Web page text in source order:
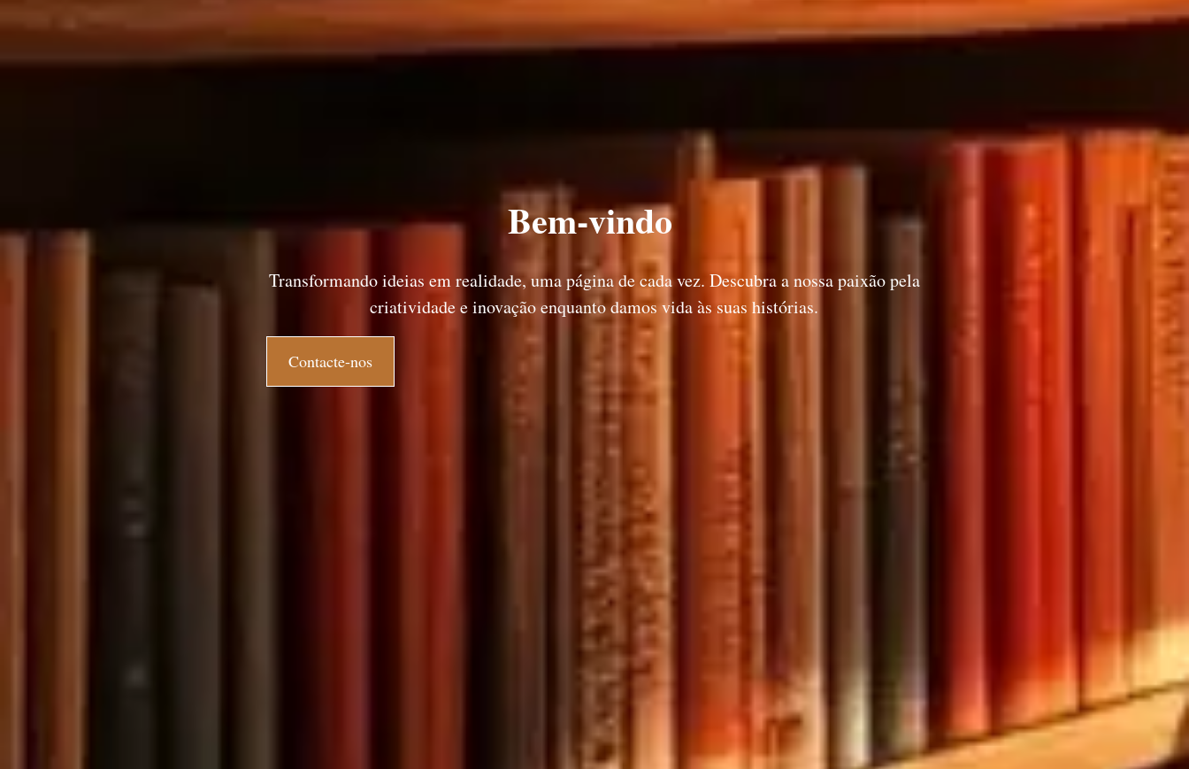
Bem-vindo
Transformando ideias em realidade, uma página de cada vez. Descubra a nossa paixão pela
criatividade e inovação enquanto damos vida às suas histórias.
Contacte-nos